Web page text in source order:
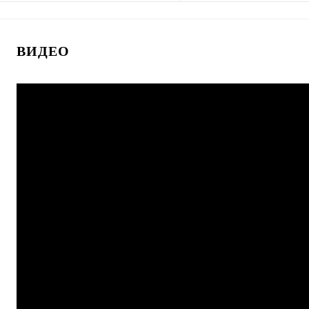
Купить в 1 клик
В избранное В наличии В избранное В
ВИДЕО